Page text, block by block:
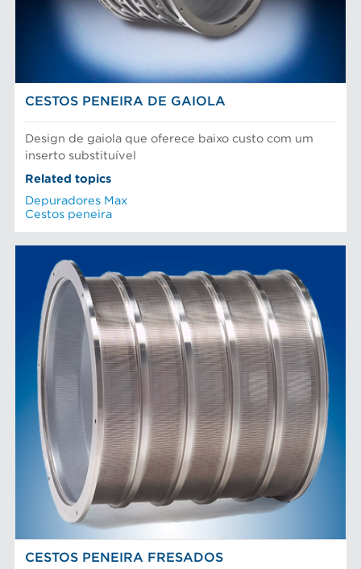
CESTOS PENEIRA DE GAIOLA
Design de gaiola que oferece baixo custo com um
inserto substituível
Related topics
Depuradores Max
Cestos peneira
CESTOS PENEIRA FRESADOS